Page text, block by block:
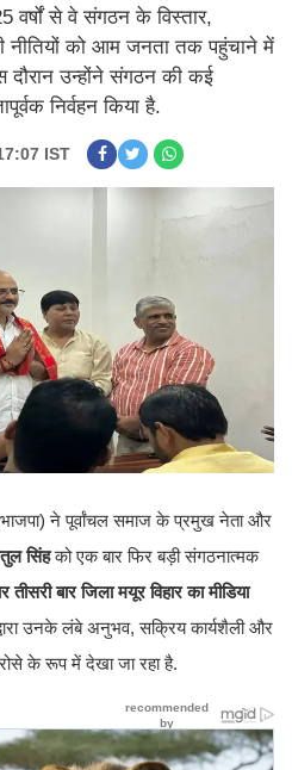
वर्षों से वे संगठन के विस्तार,
नीतियों को आम जनता तक पहुंचाने में
दौरान उन्होंने संगठन की कई
निर्वहन किया है.
IST
(भाजपा) ने पूर्वांचल समाज के प्रमुख नेता और
सिंहको एक बार फिर बड़ी संगठनात्मक
तीसरी बार जिला मयूर विहार का मीडिया
उनके लंबे अनुभव, सक्रिय कार्यशैली और
के रूप में देखा जा रहा है.